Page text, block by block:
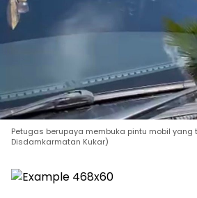
Petugas berupaya membuka pintu mobil yang
Disdamkarmatan Kukar)